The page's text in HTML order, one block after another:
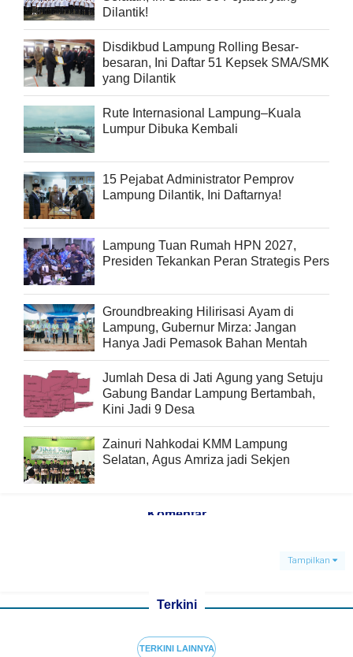
Dilantik!
Disdikbud Lampung Rolling Besar-
besaran, Ini Daftar 51 Kepsek SMA/SMK
yang Dilantik
Rute Internasional Lampung–Kuala
Lumpur Dibuka Kembali
15 Pejabat Administrator Pemprov
Lampung Dilantik, Ini Daftarnya!
Lampung Tuan Rumah HPN 2027,
Presiden Tekankan Peran Strategis Pers
Groundbreaking Hilirisasi Ayam di
Lampung, Gubernur Mirza: Jangan
Hanya Jadi Pemasok Bahan Mentah
Jumlah Desa di Jati Agung yang Setuju
Gabung Bandar Lampung Bertambah,
Kini Jadi 9 Desa
Zainuri Nahkodai KMM Lampung
Selatan, Agus Amriza jadi Sekjen
Komentar
Tampilkan
Terkini
TERKINI LAINNYA